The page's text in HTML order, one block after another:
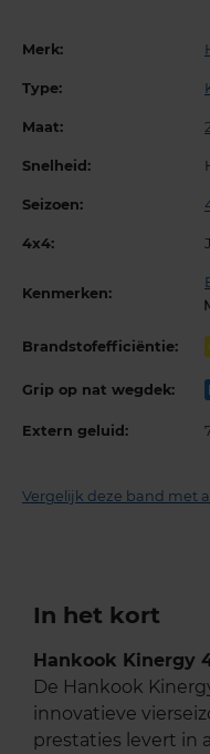
Merk:
Type:
Maat:
Snelheid:
Seizoen:
4x4:
Kenmerken:
Brandstofefficiëntie:
Grip op nat wegdek:
Extern geluid:
Vergelijk deze band met
In het kort
Hankook Kinergy
De Hankook
innovatieve
prestaties levert in